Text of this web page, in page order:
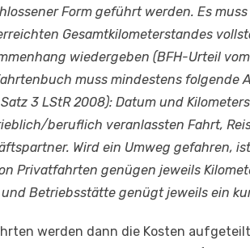
Form geführt werden. Es
Gesamtkilometerstandes
wiedergeben (BFH-Urteil
muss mindestens folgende
3 LStR 2008): Datum und
beruflich veranlassten Fahrt,
Wird ein Umweg gefahren,
Privatfahrten genügen jeweils
Betriebsstätte genügt jeweils ein
werden dann die Kosten